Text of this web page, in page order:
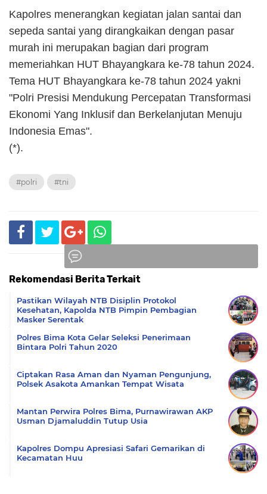
Kapolres menerangkan kegiatan jalan santai dan
sepeda santai yang dirangkaikan dengan pasar
murah ini merupakan bagian dari program
memeriahkan HUT Bhayangkara ke-78 tahun 2024.
Tema HUT Bhayangkara ke-78 tahun 2024 yakni
"Polri Presisi Mendukung Percepatan Transformasi
Ekonomi Yang Inklusif dan Berkelanjutan Menuju
Indonesia Emas".
(*).
#polri #tni
Rekomendasi Berita Terkait
Pastikan Wilayah NTB Disiplin Protokol
Kesehatan, Kapolda NTB Pimpin Pembagian
Masker Serentak
Polres Bima Kota Gelar Seleksi Penerimaan
Bintara Polri Tahun 2020
Ciptakan Rasa Aman dan Nyaman Pengunjung,
Polsek Asakota Amankan Tempat Wisata
Mantan Perwira Polres Bima, Purnawirawan AKP
Usman Djamaluddin Tutup Usia
Kapolres Dompu Apresiasi Safari Gemarikan di
Kecamatan Huu